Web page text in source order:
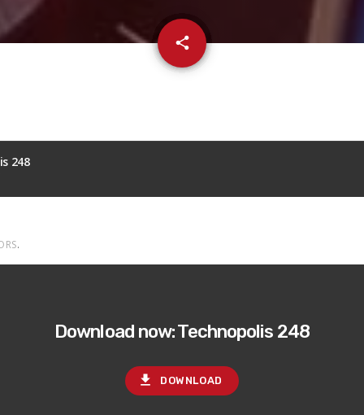
share
email
248
.
Download now: Technopolis 248
file_download DOWNLOAD